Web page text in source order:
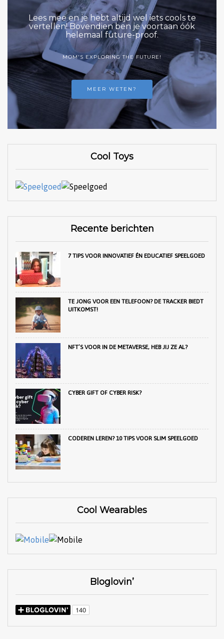
Lees mee en je hebt altijd wel iets cools te
vertellen! Bovendien ben je voortaan óók
helemaal future-proof.
MOM'S EXPLORING THE FUTURE!
MEER WETEN?
Cool Toys
Recente berichten
7 TIPS VOOR INNOVATIEF ÉN EDUCATIEF SPEELGOED
TE JONG VOOR EEN TELEFOON? DE TRACKER BIEDT
UITKOMST!
NFT’S VOOR IN DE METAVERSE, HEB JIJ ZE AL?
CYBER GIFT OF CYBER RISK?
CODEREN LEREN? 10 TIPS VOOR SLIM SPEELGOED
Cool Wearables
Bloglovin’